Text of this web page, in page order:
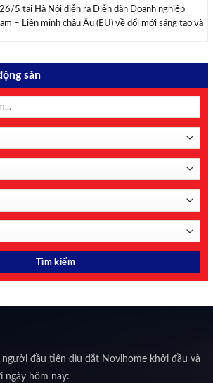
5 tại Hà Nội diễn ra Diễn đàn Doanh nghiệp
– Liên minh châu Âu (EU) về đổi mới sáng tạo và
sản
đầu tiên dìu dắt Novihome khởi đầu và
ngày hôm nay: